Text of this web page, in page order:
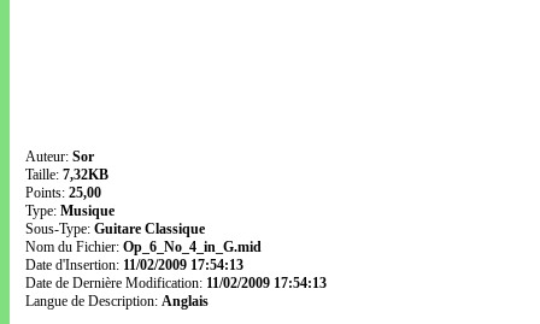
Auteur: Sor
Taille: 7,32KB
Points: 25,00
Type: Musique
Sous-Type: Guitare Classique
Nom du Fichier: Op_6_No_4_in_G.mid
Date d'Insertion: 11/02/2009 17:54:13
Date de Dernière Modification: 11/02/2009 17:54:13
Langue de Description: Anglais